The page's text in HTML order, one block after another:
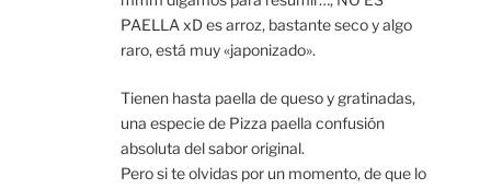
PAELLA xD es arroz, bastante seco y algo
raro, está muy «japonizado».
Tienen hasta paella de queso y gratinadas,
una especie de Pizza paella confusión
absoluta del sabor original.
Pero si te olvidas por un momento, de que lo